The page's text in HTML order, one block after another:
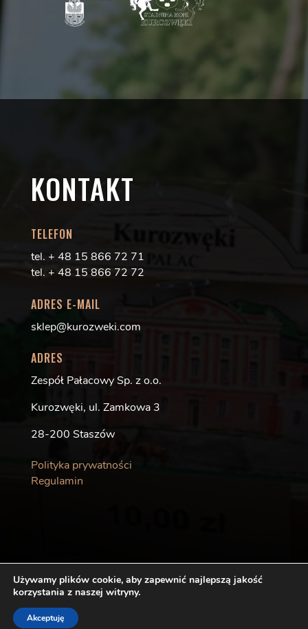
KONTAKT
TELEFON
tel. + 48 15 866 72 71
tel. + 48 15 866 72 72
ADRES E-MAIL
sklep@kurozweki.com
ADRES
Zespół Pałacowy Sp. z o.o.
Kurozwęki, ul. Zamkowa 3
28-200 Staszów
Polityka prywatności
Regulamin
Używamy plików cookie, aby zapewnić najlepszą jakość
korzystania z naszej witryny.
Akceptuję
Copyright © 2020 PAŁAC KUROZWĘKI. Wszelkie prawa
zastrzeżone.
Realizacja: